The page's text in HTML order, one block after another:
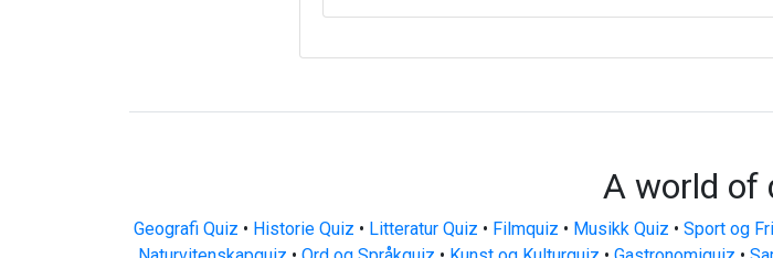
A world of
Geografi Quiz • Historie Quiz • Litteratur Quiz • Filmquiz • Musikk Quiz • Sport og